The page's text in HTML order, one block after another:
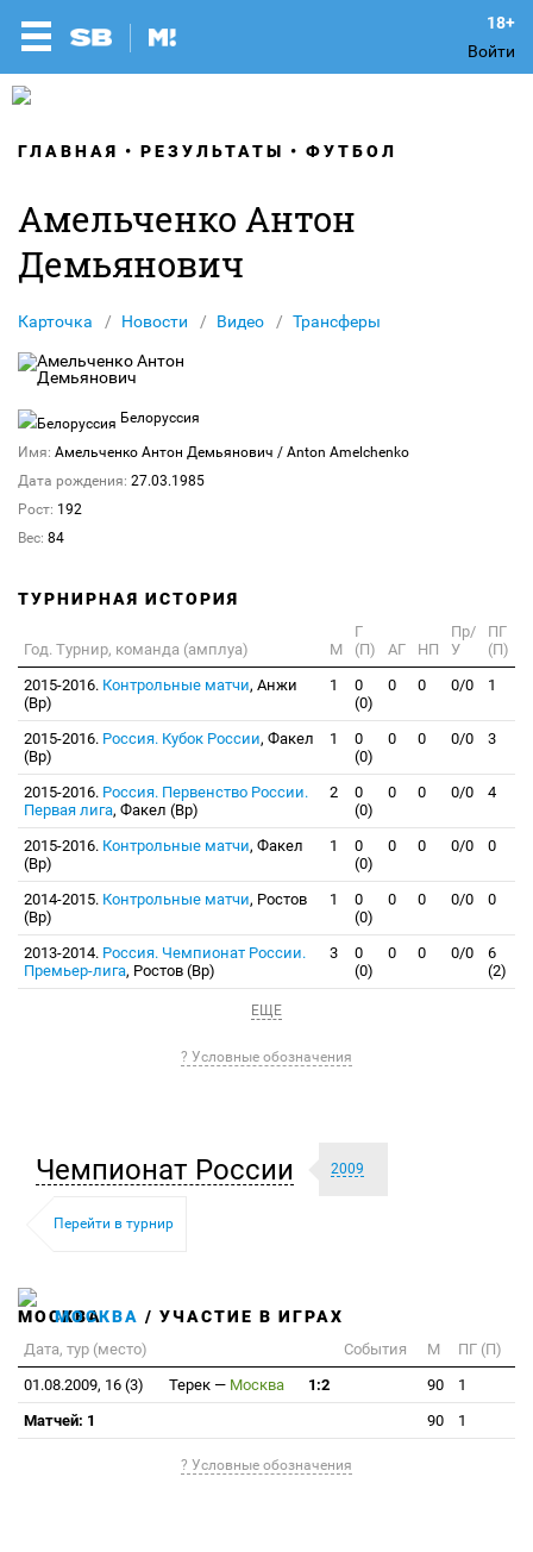
Войти
ГЛАВНАЯ РЕЗУЛЬТАТЫ ФУТБОЛ
Амельченко Антон
Демьянович
Карточка Новости Видео Трансферы
Белоруссия
Имя: Амельченко Антон Демьянович / Anton Amelchenko
Дата рождения: 27.03.1985
Рост: 192
Вес: 84
ТУРНИРНАЯ ИСТОРИЯ
Год. Турнир, команда (амплуа) М
Г
(П)
АГ НП
Пр/
У
ПГ
(П)
2015-2016. Контрольные матчи, Анжи
(Вр)
1
0
(0)
0 0 0/0 1
2015-2016. Россия. Кубок России, Факел
(Вр)
1
0
(0)
0 0 0/0 3
2015-2016. Россия. Первенство России.
Первая лига, Факел (Вр)
2
0
(0)
0 0 0/0 4
2015-2016. Контрольные матчи, Факел
(Вр)
1
0
(0)
0 0 0/0 0
2014-2015. Контрольные матчи, Ростов
(Вр)
1
0
(0)
0 0 0/0 0
2013-2014. Россия. Чемпионат России.
Премьер-лига, Ростов (Вр)
3
0
(0)
0 0 0/0
6
(2)
ЕЩЕ
? Условные обозначения
Чемпионат России 2009
Перейти в турнир
МОСКВА / УЧАСТИЕ В ИГРАХ
Дата, тур (место) События М
ПГ (П)
01.08.2009, 16 (3)
Терек — Москва 1:2 90
1
Матчей: 1
90 1
? Условные обозначения